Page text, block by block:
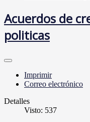
Acuerdos de
politicas
Imprimir
Correo electrónico
Detalles
Visto: 537